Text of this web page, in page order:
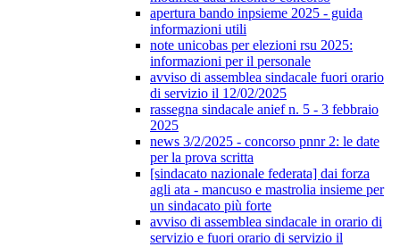
apertura bando inpsieme 2025 - guida
informazioni utili
note unicobas per elezioni rsu 2025:
informazioni per il personale
avviso di assemblea sindacale fuori orario
di servizio il 12/02/2025
rassegna sindacale anief n. 5 - 3 febbraio
2025
news 3/2/2025 - concorso pnnr 2: le date
per la prova scritta
[sindacato nazionale federata] dai forza
agli ata - mancuso e mastrolia insieme per
un sindacato più forte
avviso di assemblea sindacale in orario di
servizio e fuori orario di servizio il